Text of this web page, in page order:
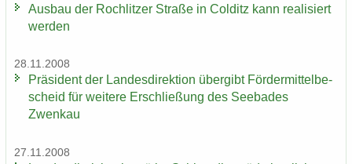
Aus­bau der Roch­lit­zer Stra­ße in Col­ditz kann rea­li­siert
wer­den
28.11.2008
Prä­si­dent der Lan­des­di­rek­ti­on über­gibt För­der­mit­tel­be­
scheid für wei­te­re Er­schlie­ßung des See­ba­des
Zwenkau
27.11.2008